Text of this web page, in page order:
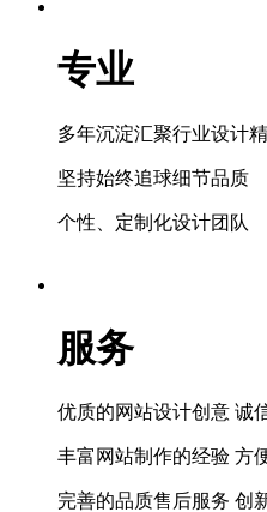
专业
多年沉淀汇聚行业设计
坚持始终追球细节品质
个性、定制化设计团队
服务
优质的网站设计创意 诚
丰富网站制作的经验 方
完善的品质售后服务 创